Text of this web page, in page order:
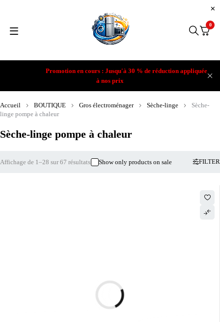
Promotion en cours : Jusqu'à 30 % de réduction appliquée
à nos prix
0
Sèche-linge pompe à chaleur
Accueil BOUTIQUE Gros électroménager Sèche-linge
Sèche-
linge pompe à chaleur
FILTER
Affichage de 1–28 sur 67 résultats Show only products on sale